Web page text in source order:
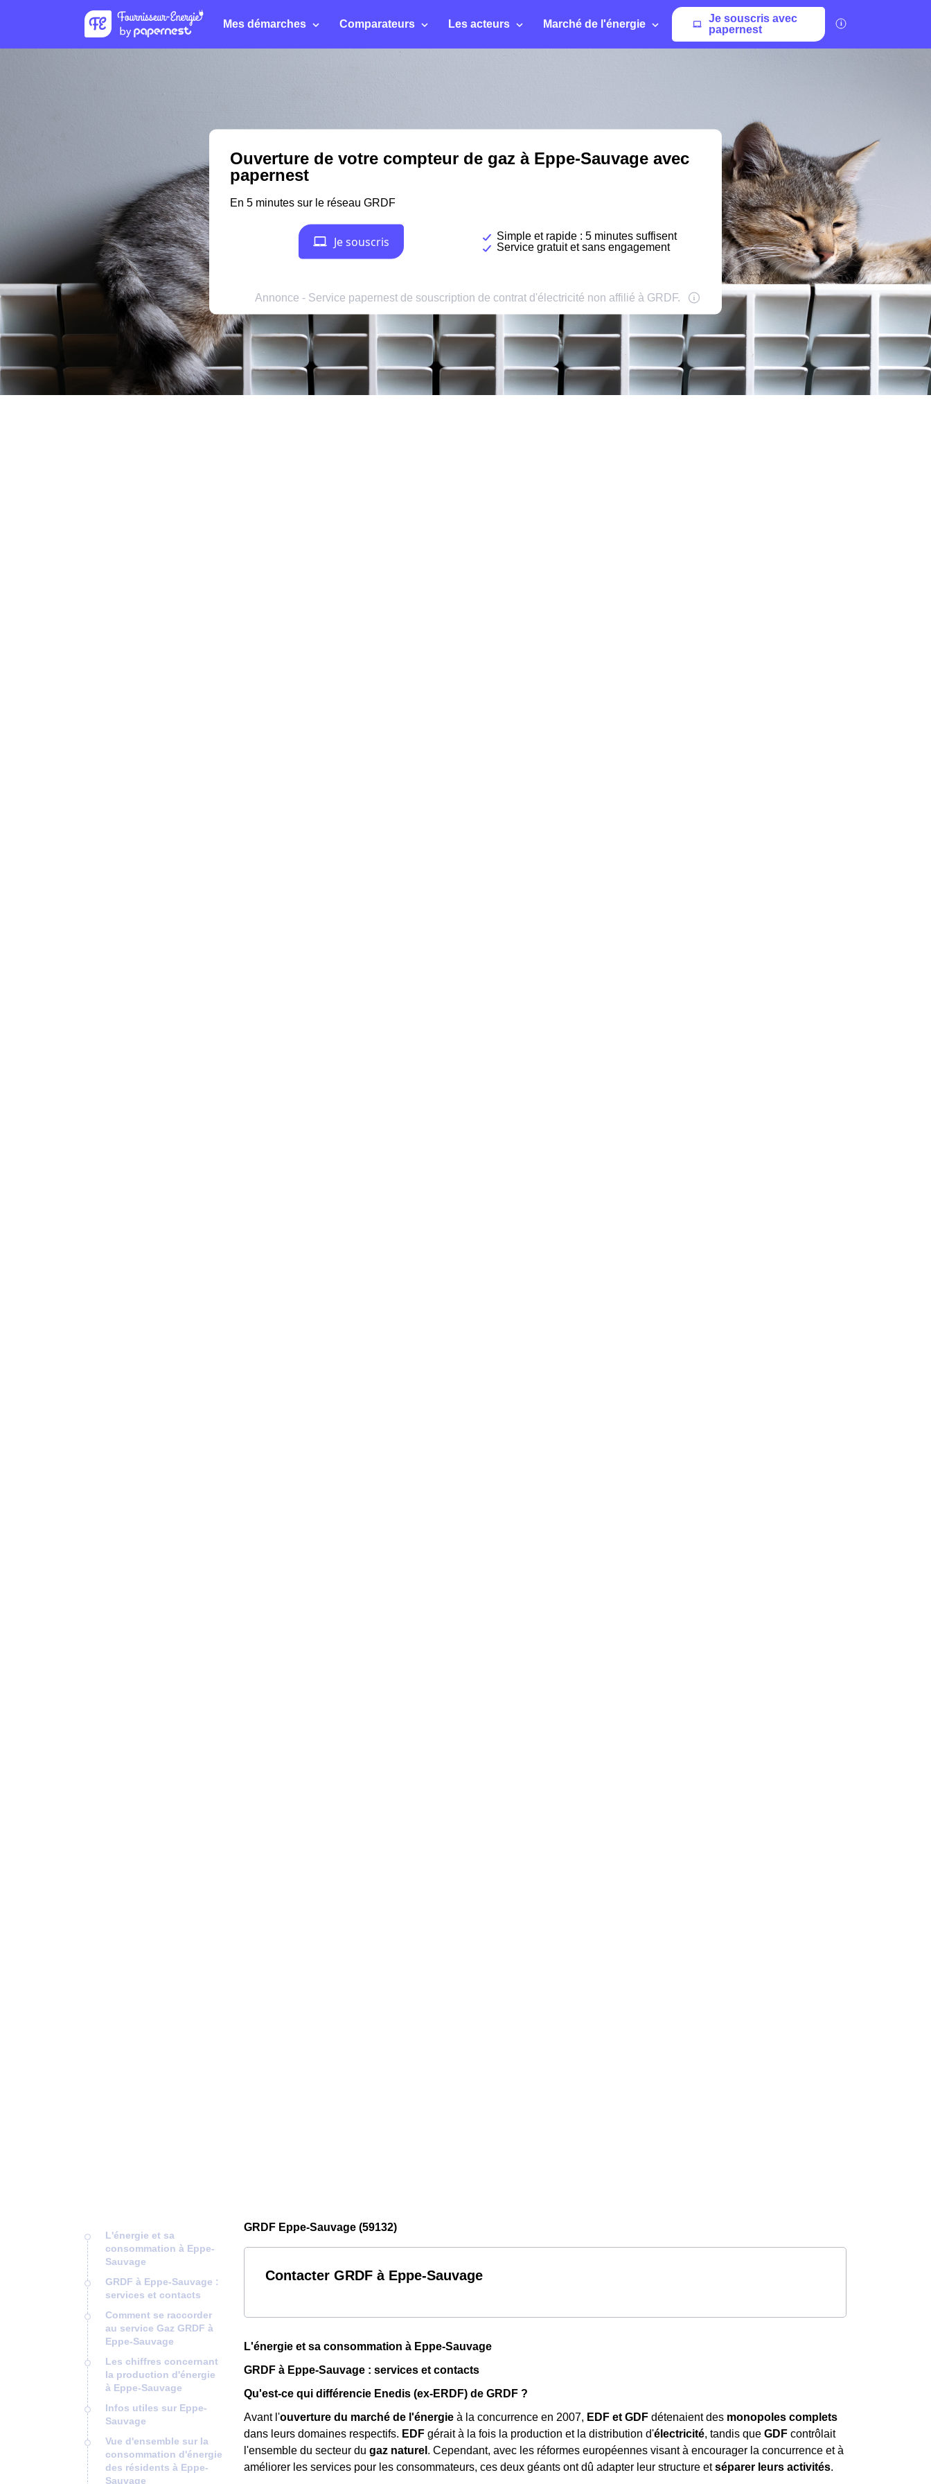
Mes démarches Comparateurs Les acteurs Marché de l'énergie
Je souscris avec
papernest
L'énergie et sa
consommation à Eppe-
Sauvage
GRDF à Eppe-Sauvage :
services et contacts
Comment se raccorder
au service Gaz GRDF à
Eppe-Sauvage
Les chiffres concernant
la production d'énergie
à Eppe-Sauvage
Infos utiles sur Eppe-
Sauvage
Vue d'ensemble sur la
consommation d'énergie
des résidents à Eppe-
Sauvage
GRDF Eppe-Sauvage (59132)
Contacter GRDF à Eppe-Sauvage
L'énergie et sa consommation à Eppe-Sauvage
GRDF à Eppe-Sauvage : services et contacts
Qu'est-ce qui différencie Enedis (ex-ERDF) de GRDF ?
Avant l'ouverture du marché de l'énergie à la concurrence en 2007, EDF et GDF détenaient des monopoles complets
dans leurs domaines respectifs. EDF gérait à la fois la production et la distribution d'électricité, tandis que GDF contrôlait
l'ensemble du secteur du gaz naturel . Cependant, avec les réformes européennes visant à encourager la concurrence et à
améliorer les services pour les consommateurs, ces deux géants ont dû adapter leur structure etséparer leurs activités.